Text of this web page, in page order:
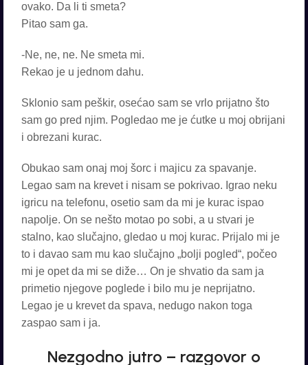
ovako. Da li ti smeta?
Pitao sam ga.
-Ne, ne, ne. Ne smeta mi.
Rekao je u jednom dahu.
Sklonio sam peškir, osećao sam se vrlo prijatno što
sam go pred njim. Pogledao me je ćutke u moj obrijani
i obrezani kurac.
Obukao sam onaj moj šorc i majicu za spavanje.
Legao sam na krevet i nisam se pokrivao. Igrao neku
igricu na telefonu, osetio sam da mi je kurac ispao
napolje. On se nešto motao po sobi, a u stvari je
stalno, kao slučajno, gledao u moj kurac. Prijalo mi je
to i davao sam mu kao slučajno „bolji pogled“, počeo
mi je opet da mi se diže… On je shvatio da sam ja
primetio njegove poglede i bilo mu je neprijatno.
Legao je u krevet da spava, nedugo nakon toga
zaspao sam i ja.
Nezgodno jutro – razgovor o